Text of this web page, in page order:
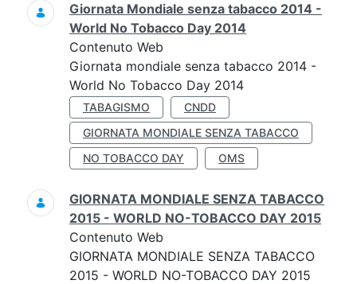
Giornata Mondiale senza tabacco 2014 -
World No Tobacco Day 2014
Contenuto Web
Giornata mondiale senza tabacco 2014 -
World No Tobacco Day 2014
TABAGISMO
CNDD
GIORNATA MONDIALE SENZA TABACCO
NO TOBACCO DAY
OMS
GIORNATA MONDIALE SENZA TABACCO
2015 - WORLD NO-TOBACCO DAY 2015
Contenuto Web
GIORNATA MONDIALE SENZA TABACCO
2015 - WORLD NO-TOBACCO DAY 2015